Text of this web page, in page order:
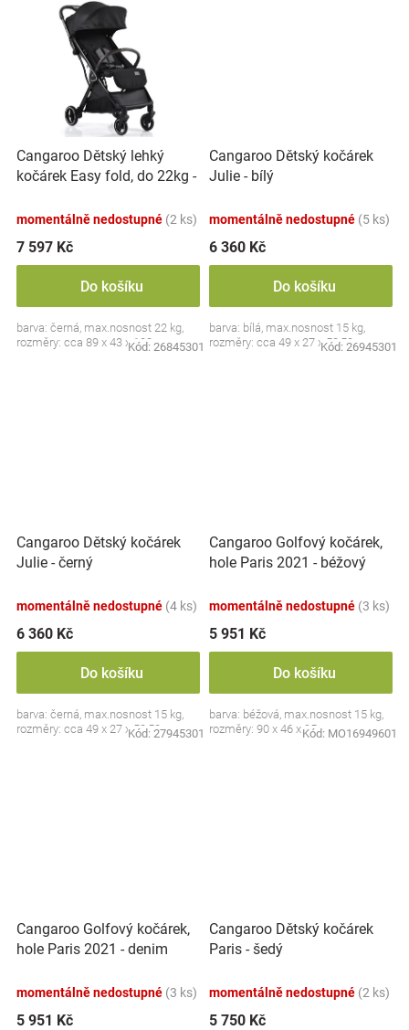
Cangaroo Dětský lehký
kočárek Easy fold, do 22kg -
momentálně nedostupné (2 ks)
7 597 Kč
Do košíku
barva: černá, max.nosnost 22 kg,
rozměry: cca 89 x 43 x 103 cm
Kód: 26845301
Cangaroo Dětský kočárek
Julie - bílý
momentálně nedostupné (5 ks)
6 360 Kč
Do košíku
barva: bílá, max.nosnost 15 kg,
rozměry: cca 49 x 27 x 58,50 cm
Kód: 26945301
Cangaroo Dětský kočárek
Julie - černý
momentálně nedostupné (4 ks)
6 360 Kč
Do košíku
barva: černá, max.nosnost 15 kg,
rozměry: cca 49 x 27 x 58,50 cm
Kód: 27945301
Cangaroo Golfový kočárek,
hole Paris 2021 - béžový
momentálně nedostupné (3 ks)
5 951 Kč
Do košíku
barva: béžová, max.nosnost 15 kg,
rozměry: 90 x 46 x 95 cm
Kód: MO16949601
Cangaroo Golfový kočárek,
hole Paris 2021 - denim
momentálně nedostupné (3 ks)
5 951 Kč
Cangaroo Dětský kočárek
Paris - šedý
momentálně nedostupné (2 ks)
5 750 Kč